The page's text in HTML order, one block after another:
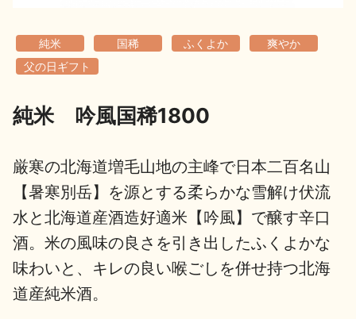
地酒川柳 地酒小説
純米 国稀 ふくよか
爽やか
父の日ギフト
純米 吟風国稀1800
厳寒の北海道増毛山地の主峰で日本二百名山
【暑寒別岳】を源とする柔らかな雪解け伏流
水と北海道産酒造好適米【吟風】で醸す辛口
酒。米の風味の良さを引き出したふくよかな
味わいと、キレの良い喉ごしを併せ持つ北海
道産純米酒。